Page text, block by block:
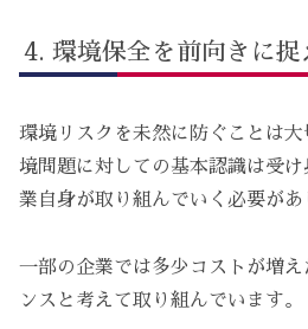
環境保全を前向きに捉
環境リスクを未然に防ぐことは
境問題に対しての基本認識は受
業自身が取り組んでいく必要があ
一部の企業では多少コストが増
ンスと考えて取り組んでいます。